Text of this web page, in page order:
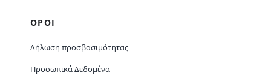
ΟΡΟΙ
Δήλωση προσβασιμότητας
Προσωπικά Δεδομένα